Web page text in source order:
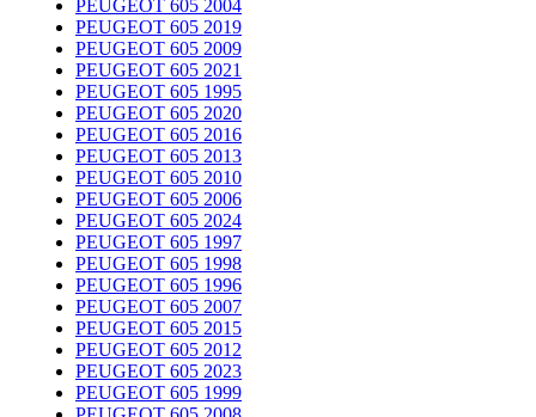
PEUGEOT 605 2004
PEUGEOT 605 2019
PEUGEOT 605 2009
PEUGEOT 605 2021
PEUGEOT 605 1995
PEUGEOT 605 2020
PEUGEOT 605 2016
PEUGEOT 605 2013
PEUGEOT 605 2010
PEUGEOT 605 2006
PEUGEOT 605 2024
PEUGEOT 605 1997
PEUGEOT 605 1998
PEUGEOT 605 1996
PEUGEOT 605 2007
PEUGEOT 605 2015
PEUGEOT 605 2012
PEUGEOT 605 2023
PEUGEOT 605 1999